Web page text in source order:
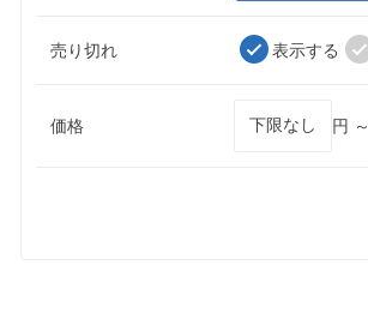
売り切れ 表示する
価格 円 ～